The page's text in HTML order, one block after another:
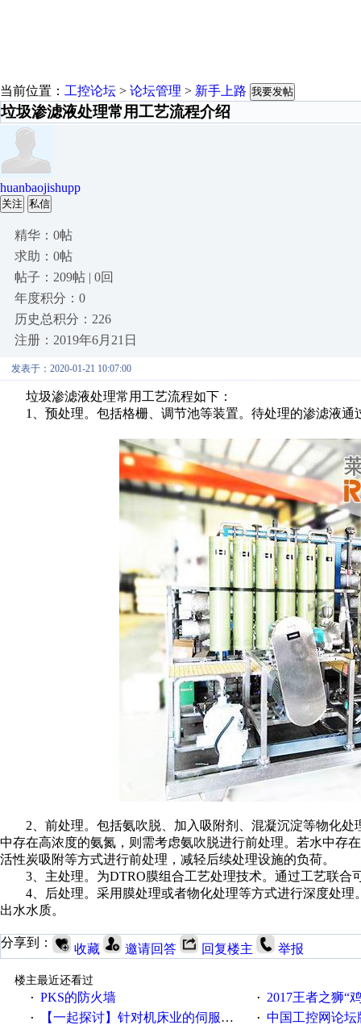
当前位置： 工控论坛 > 论坛管理 > 新手上路 我要发帖
垃圾渗滤液处理常用工艺流程介绍
huanbaojishupp
关注 私信
精华：0帖
求助：0帖
帖子：209帖 | 0回
年度积分：0
历史总积分：226
注册：2019年6月21日
发表于：2020-01-21 10:07:00
垃圾渗滤液处理常用工艺流程如下：
1、预处理。包括格栅、调节池等装置。待处理的渗滤液通
2、前处理。包括氨吹脱、加入吸附剂、混凝沉淀等物化处
中存在高浓度的氨氮，则需考虑氨吹脱进行前处理。若水中存
活性炭吸附等方式进行前处理，减轻后续处理设施的负荷。
3、主处理。为DTRO膜组合工艺处理技术。通过工艺联合
4、后处理。采用膜处理或者物化处理等方式进行深度处理
出水水质。
分享到： 收藏 邀请回答 回复楼主 举报
楼主最近还看过
· PKS的防火墙 · 2017王者之狮“鸡”情签到
· 【一起探讨】针对机床业的伺服系统发展，您的期望是什么？ · 中国工控网论坛版